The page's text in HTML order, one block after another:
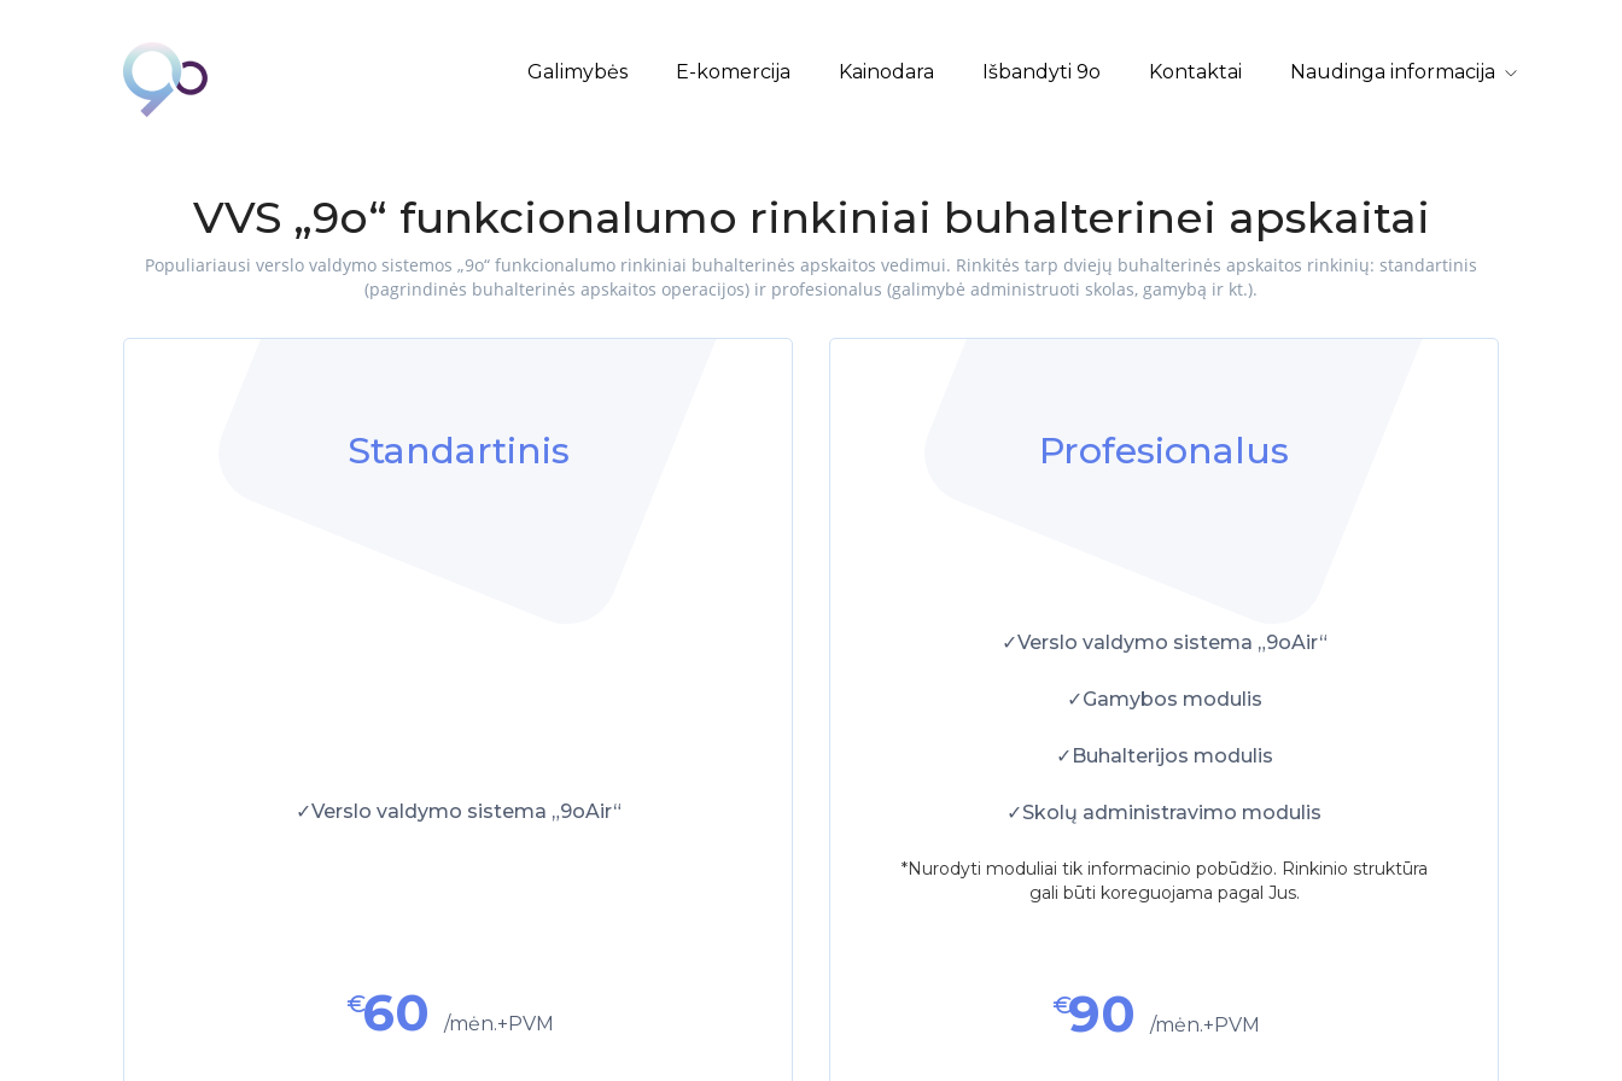
Galimybės E-komercija Kainodara Išbandyti 9o Kontaktai Naudinga informacija
VVS „9o“ funkcionalumo rinkiniai buhalterinei apskaitai
Populiariausi verslo valdymo sistemos „9o“ funkcionalumo rinkiniai buhalterinės apskaitos vedimui. Rinkitės tarp dviejų buhalterinės apskaitos rinkinių: standartinis
(pagrindinės buhalterinės apskaitos operacijos) ir profesionalus (galimybė administruoti skolas, gamybą ir kt.).
Standartinis
✓Verslo valdymo sistema „9oAir“
€60 /mėn.+PVM
Profesionalus
✓Verslo valdymo sistema „9oAir“
✓Gamybos modulis
✓Buhalterijos modulis
✓Skolų administravimo modulis
*Nurodyti moduliai tik informacinio pobūdžio. Rinkinio struktūra
gali būti koreguojama pagal Jus.
€90 /mėn.+PVM